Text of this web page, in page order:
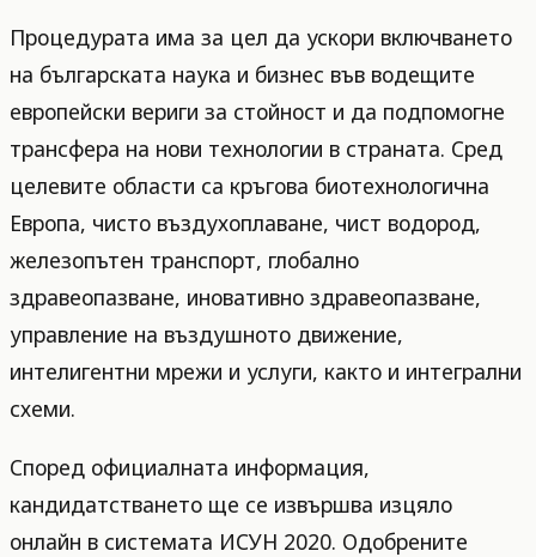
Процедурата има за цел да ускори включването
на българската наука и бизнес във водещите
европейски вериги за стойност и да подпомогне
трансфера на нови технологии в страната. Сред
целевите области са кръгова биотехнологична
Европа, чисто въздухоплаване, чист водород,
железопътен транспорт, глобално
здравеопазване, иновативно здравеопазване,
управление на въздушното движение,
интелигентни мрежи и услуги, както и интегрални
схеми.
Според официалната информация,
кандидатстването ще се извършва изцяло
онлайн в системата ИСУН 2020. Одобрените